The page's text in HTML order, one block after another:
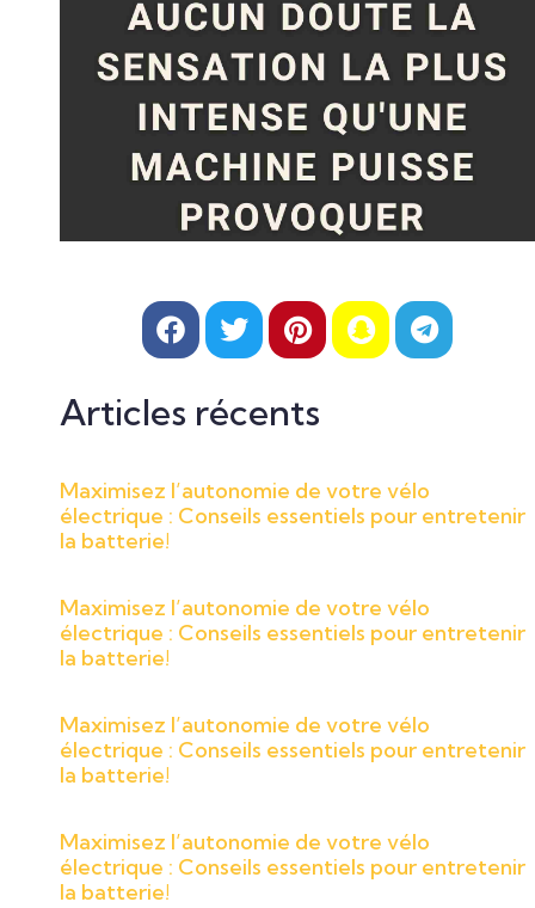
Articles récents
Maximisez l’autonomie de votre vélo
électrique : Conseils essentiels pour entretenir
la batterie!
Maximisez l’autonomie de votre vélo
électrique : Conseils essentiels pour entretenir
la batterie!
Maximisez l’autonomie de votre vélo
électrique : Conseils essentiels pour entretenir
la batterie!
Maximisez l’autonomie de votre vélo
électrique : Conseils essentiels pour entretenir
la batterie!